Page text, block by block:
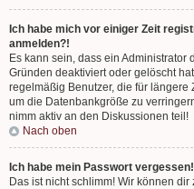
Ich habe mich vor einiger Zeit
anmelden?!
Es kann sein, dass ein
Gründen deaktiviert oder gelöscht
regelmäßig Benutzer, die für
um die Datenbankgröße zu
nimm aktiv an den Diskussionen teil!
Nach oben
Ich habe mein Passwort vergessen!
Das ist nicht schlimm! Wir können